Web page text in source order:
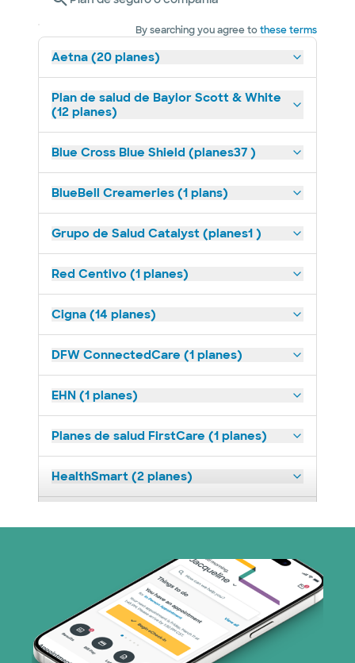
By searching you agree tothese terms
Aetna (20 planes)
Plan de salud de Baylor Scott & White
(12 planes)
Blue Cross Blue Shield (planes37 )
BlueBell Creameries (1 plans)
Grupo de Salud Catalyst (planes1 )
Red Centivo (1 planes)
Cigna (14 planes)
DFW ConnectedCare (1 planes)
EHN (1 planes)
Planes de salud FirstCare (1 planes)
HealthSmart (2 planes)
Independent Medical Systems (1 plans)
Medicaid (1 planes)
Medicare (2 planes)